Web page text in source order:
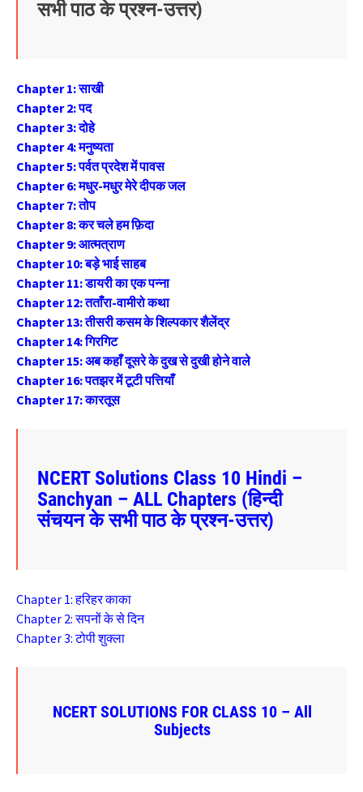
सभी पाठ के प्रश्न-उत्तर)
Chapter 1: साखी
Chapter 2: पद
Chapter 3: दोहे
Chapter 4: मनुष्यता
Chapter 5: पर्वत प्रदेश में पावस
Chapter 6: मधुर-मधुर मेरे दीपक जल
Chapter 7: तोप
Chapter 8: कर चले हम फ़िदा
Chapter 9: आत्मत्राण
Chapter 10: बड़े भाई साहब
Chapter 11: डायरी का एक पन्ना
Chapter 12: तताँरा-वामीरो कथा
Chapter 13: तीसरी कसम के शिल्पकार शैलेंद्र
Chapter 14: गिरगिट
Chapter 15: अब कहाँ दूसरे के दुख से दुखी होने वाले
Chapter 16: पतझर में टूटी पत्तियाँ
Chapter 17: कारतूस
NCERT Solutions Class 10 Hindi –
Sanchyan – ALL Chapters (हिन्दी
संचयन के सभी पाठ के प्रश्न-उत्तर)
Chapter 1: हरिहर काका
Chapter 2: सपनों के से दिन
Chapter 3: टोपी शुक्ला
NCERT SOLUTIONS FOR CLASS 10 – All
Subjects